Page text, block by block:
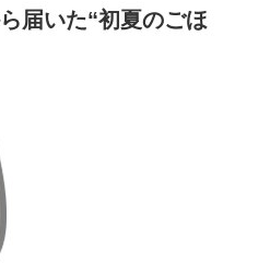
届いた“初夏のごほ